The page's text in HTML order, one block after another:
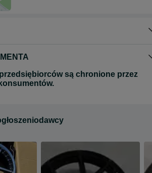
dostępności felg do Państwa samochodu.
są chronione przez